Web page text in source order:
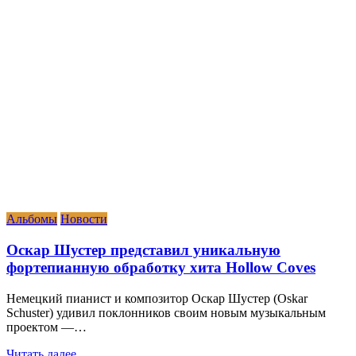
Альбомы Новости
Оскар Шустер представил уникальную
фортепианную обработку хита Hollow Coves
Немецкий пианист и композитор Оскар Шустер (Oskar
Schuster) удивил поклонников своим новым музыкальным
проектом —…